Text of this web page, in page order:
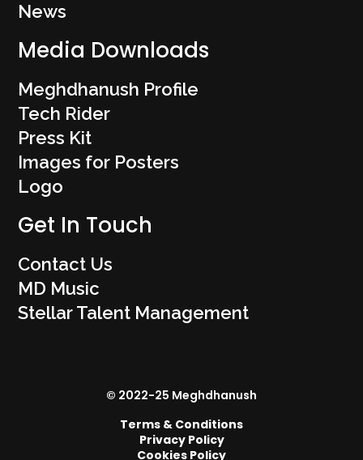
News
Media Downloads
Meghdhanush Profile
Tech Rider
Press Kit
Images for Posters
Logo
Get In Touch
Contact Us
MD Music
Stellar Talent Management
© 2022-25 Meghdhanush
Terms & Conditions
Privacy Policy
Cookies Policy